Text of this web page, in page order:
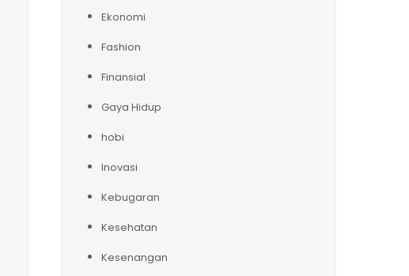
Ekonomi
Fashion
Finansial
Gaya Hidup
hobi
Inovasi
Kebugaran
Kesehatan
Kesenangan